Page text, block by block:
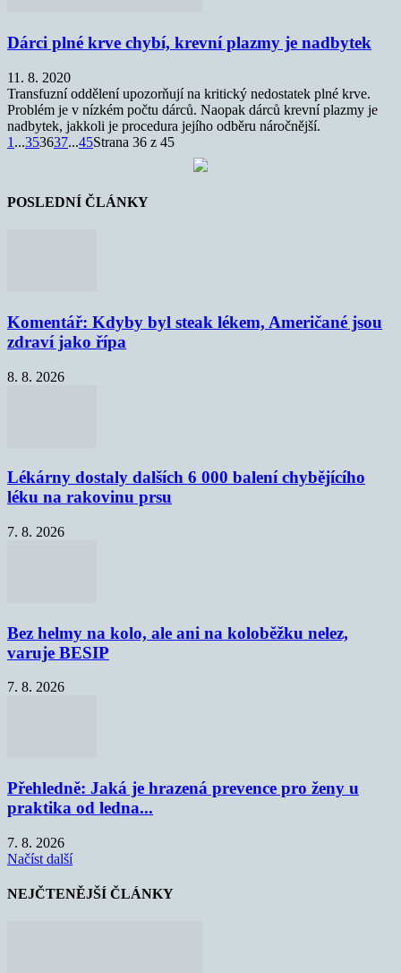
Dárci plné krve chybí, krevní plazmy je nadbytek
11. 8. 2020
Transfuzní oddělení upozorňují na kritický nedostatek plné krve.
Problém je v nízkém počtu dárců. Naopak dárců krevní plazmy je
nadbytek, jakkoli je procedura jejího odběru náročnější.
1 ...353637...45Strana 36 z 45
POSLEDNÍ ČLÁNKY
Komentář: Kdyby byl steak lékem, Američané jsou
zdraví jako řípa
8. 8. 2026
Lékárny dostaly dalších 6 000 balení chybějícího
léku na rakovinu prsu
7. 8. 2026
Bez helmy na kolo, ale ani na koloběžku nelez,
varuje BESIP
7. 8. 2026
Přehledně: Jaká je hrazená prevence pro ženy u
praktika od ledna...
7. 8. 2026
Načíst další
NEJČTENĚJŠÍ ČLÁNKY